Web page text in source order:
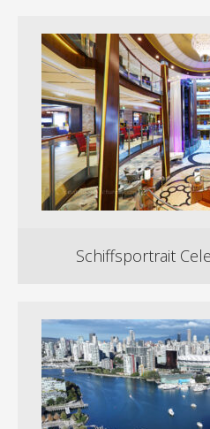
Schiffsportrait